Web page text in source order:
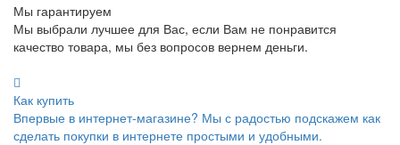
Мы гарантируем
Мы выбрали лучшее для Вас, если Вам не понравится
качество товара, мы без вопросов вернем деньги.
Как купить
Впервые в интернет-магазине? Мы с радостью подскажем как
сделать покупки в интернете простыми и удобными.